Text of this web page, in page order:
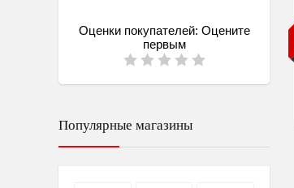
Оценки покупателей: Оцените
первым
Популярные магазины